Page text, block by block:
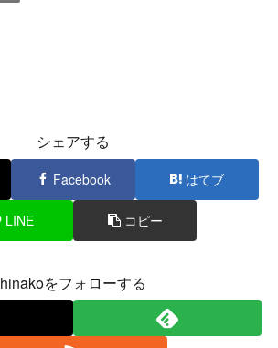
シェアする
Facebook はてブ
LINE コピー
hinakoをフォローする